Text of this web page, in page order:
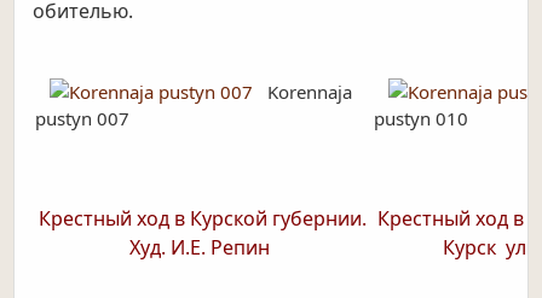
обителью.
Korennaja
pustyn 007
pustyn 010
Крестный ход в Курской губернии.
Худ. И.Е. Репин
Крестный ход в
Курск ул.